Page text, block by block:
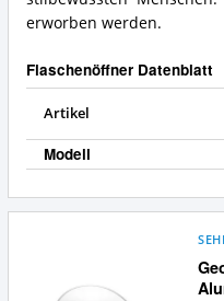
bietet
dieser
erworben werden.
Flaschenöffner Datenblatt
Artikel
Modell